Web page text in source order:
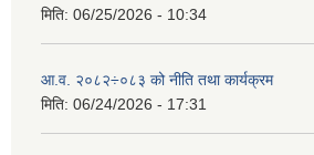
मिति: 06/25/2026 - 10:34
आ.व. २०८२÷०८३ को नीति तथा कार्यक्रम
मिति: 06/24/2026 - 17:31